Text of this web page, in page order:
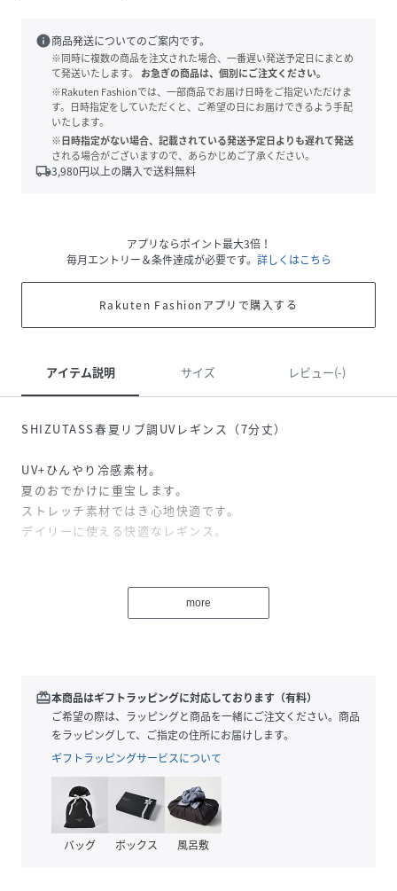
info商品発送についてのご案内です。
※同時に複数の商品を注文された場合、一番遅い発送予定日にまとめ
て発送いたします。
お急ぎの商品は、個別にご注文ください。
※Rakuten Fashionでは、一部商品でお届け日時をご指定いただけま
す。日時指定をしていただくと、ご希望の日にお届けできるよう手配
いたします。
※日時指定がない場合、記載されている発送予定日よりも遅れて発送
される場合がございますので、あらかじめご了承ください。
local_shipping3,980円以上の購入で送料無料
アプリならポイント最大3倍！
毎月エントリー＆条件達成が必要です。 詳しくはこちら
Rakuten Fashionアプリで購入する
アイテム説明 サイズ レビュー(-)
SHIZUTASS春夏リブ調UVレギンス（7分丈）
UV+ひんやり冷感素材。
夏のおでかけに重宝します。
ストレッチ素材ではき心地快適です。
デイリーに使える快適なレギンス。
系その他）の3色展開です。
ヒップ:90～103cm
母の日 お誕生日祝い卒業祝い 入学祝 バレンタインデ
ー ホワイトデー 自分へのご褒美 クリスマス
敬老の日還暦 古希 喜寿 傘寿 八十寿 卒寿 白寿など
の プレゼントにもピッタリです。
性別タイプ レディース
more
redeem本商品はギフトラッピングに対応しております（有料）
ご希望の際は、ラッピングと商品を一緒にご注文ください。商品
をラッピングして、ご指定の住所にお届けします。
ギフトラッピングサービスについて
バッグ ボックス 風呂敷